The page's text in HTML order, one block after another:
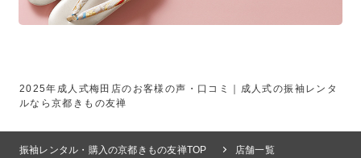
2025年成人式梅田店のお客様の声・口コミ｜成人式の振袖レンタ
ルなら京都きもの友禅
振袖レンタル・購入の京都きもの友禅TOP
店舗一覧